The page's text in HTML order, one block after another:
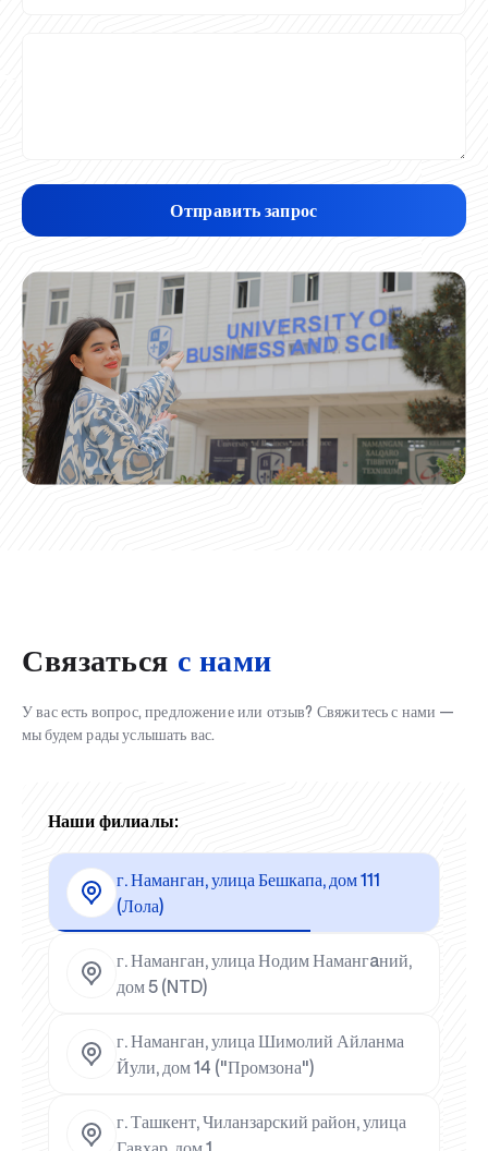
Отправить запрос
Связаться с нами
У вас есть вопрос, предложение или отзыв? Свяжитесь с нами —
мы будем рады услышать вас.
Наши филиалы:
г. Наманган, улица Бешкапа, дом 111
(Лола)
г. Наманган, улица Нодим Намангaний,
дом 5 (NTD)
г. Наманган, улица Шимолий Айланма
Йули, дом 14 ("Промзона")
г. Ташкент, Чиланзарский район, улица